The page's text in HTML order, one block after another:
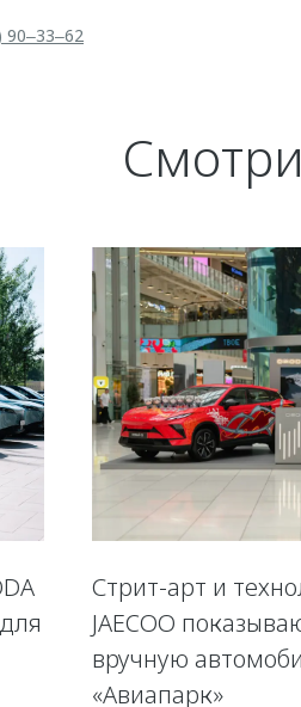
90‒33‒62
Стрит-арт и
JAECOO
вручную
«Авиапарк»